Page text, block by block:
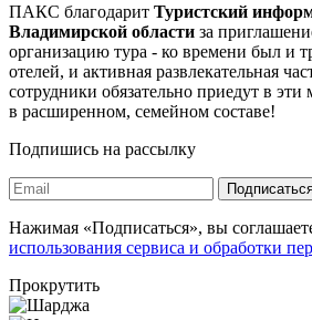
ПАКС благодарит Туристский
Владимирской области за
организацию тура - ко времени был и
отелей, и активная развлекательная
сотрудники обязательно приедут в
в расширенном, семейном составе!
Подпишись на рассылку
Нажимая «Подписаться», вы
использования сервиса и обработки
Прокрутить